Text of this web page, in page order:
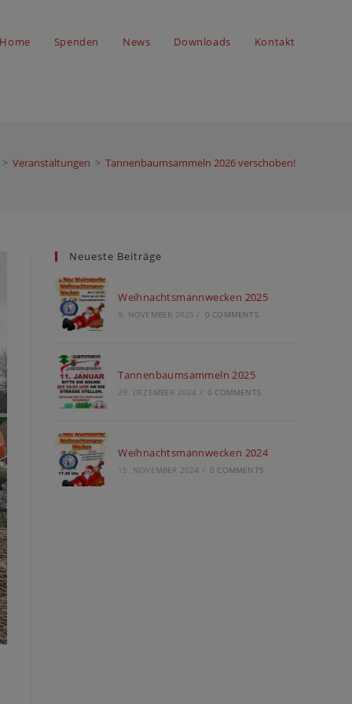
Home Spenden News Downloads Kontakt
> Veranstaltungen > Tannenbaumsammeln 2026 verschoben!
Neueste Beiträge
Weihnachtsmannwecken 2025
9. NOVEMBER 2025 / 0 COMMENTS
Tannenbaumsammeln 2025
29. DEZEMBER 2024 / 0 COMMENTS
Weihnachtsmannwecken 2024
15. NOVEMBER 2024 / 0 COMMENTS